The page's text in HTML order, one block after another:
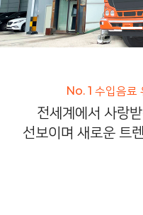
No. 1 수입음료
전세계에서 사랑
선보이며 새로운 트